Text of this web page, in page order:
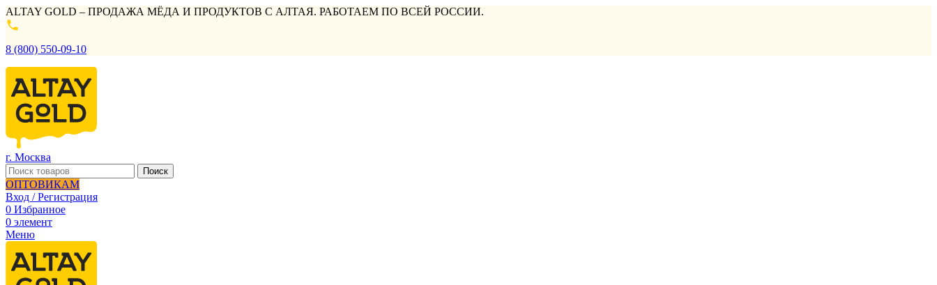
ALTAY GOLD – ПРОДАЖА МЁДА И ПРОДУКТОВ С АЛТАЯ. РАБОТАЕМ ПО ВСЕЙ РОССИИ.
8 (800) 550-09-10
г. Москва
Поиск
ОПТОВИКАМ
Вход / Регистрация
0 Избранное
0 элемент
Меню